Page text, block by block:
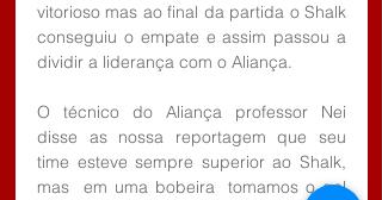
vitorioso mas ao final da partida o Shalk
conseguiu o empate e assim passou a
dividir a liderança com o Aliança.
O técnico do Aliança professor Nei
disse as nossa reportagem que seu
time esteve sempre superior ao Shalk,
mas  em uma bobeira  tomamos o gol